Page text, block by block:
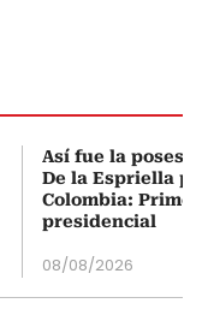
Así fue la
De la Espriella
Colombia:
presidencial
08/08/2026